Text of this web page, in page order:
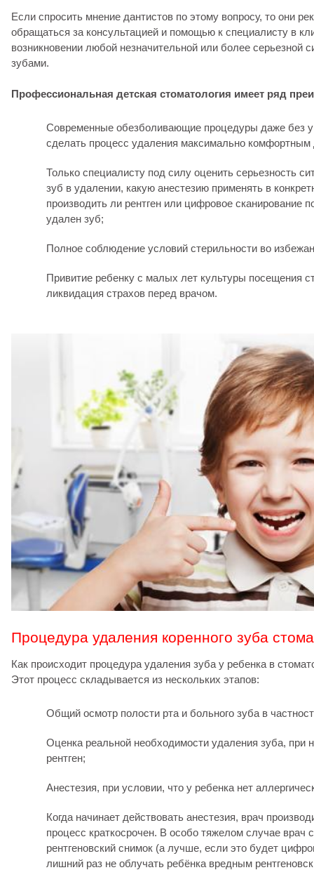
Если спросить мнение дантистов по этому вопросу, то они
обращаться за консультацией и помощью к специалисту в
возникновении любой незначительной или более серьезной
зубами.
Профессиональная детская стоматология имеет ряд
Современные обезболивающие процедуры даже без
сделать процесс удаления максимально комфортным
Только специалисту под силу оценить серьезность
зуб в удалении, какую анестезию применять в
производить ли рентген или цифровое сканирование
удален зуб;
Полное соблюдение условий стерильности во
Привитие ребенку с малых лет культуры посещения
ликвидация страхов перед врачом.
Процедура удаления коренного зуба
Как происходит процедура удаления зуба у ребенка в
Этот процесс складывается из нескольких этапов:
Общий осмотр полости рта и больного зуба в
Оценка реальной необходимости удаления зуба, при
рентген;
Анестезия, при условии, что у ребенка нет
Когда начинает действовать анестезия, врач
процесс краткосрочен. В особо тяжелом случае врач
рентгеновский снимок (а лучше, если это будет
лишний раз не облучать ребёнка вредным